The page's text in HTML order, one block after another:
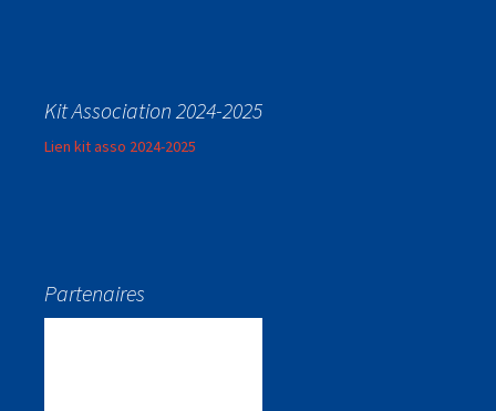
Kit Association 2024-2025
Lien kit asso 2024-2025
Partenaires